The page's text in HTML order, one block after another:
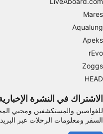
Mares
Aqualung
Apeks
rEvo
Zoggs
HEAD
الاشتراك في النشرة
للغواصين والمستكشفين ومحبي
السفر ومعلومات الرحلات عبر البريد